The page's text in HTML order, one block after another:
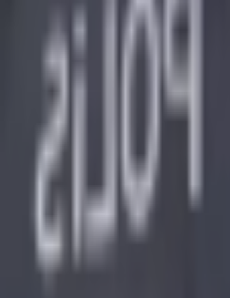
Giriş Yap / Üye Ol